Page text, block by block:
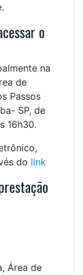
o
na
de
Passos
SP, de
16h30.
do link
Área de